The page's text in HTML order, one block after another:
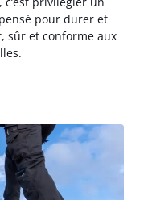
pour durer et
sûr et conforme aux